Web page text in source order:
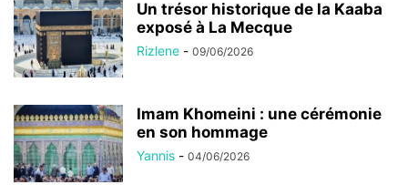
Un trésor historique de la Kaaba
exposé à La Mecque
Rizlene - 09/06/2026
Imam Khomeini : une cérémonie
en son hommage
Yannis - 04/06/2026